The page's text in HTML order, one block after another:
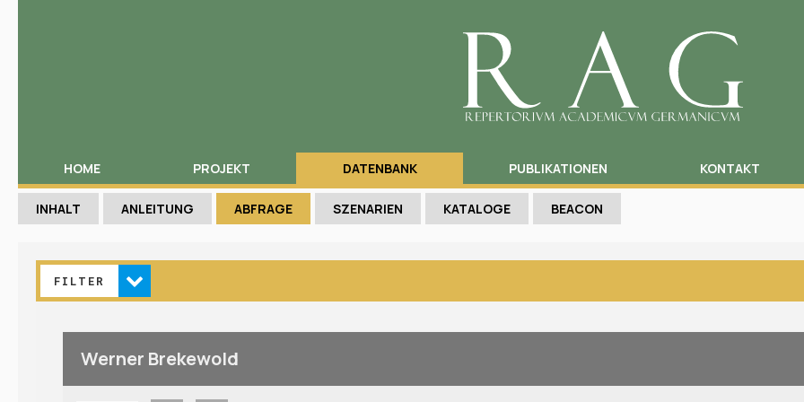
HOME PROJEKT DATENBANK PUBLIKATIONEN KONTAKT
INHALT ANLEITUNG ABFRAGE SZENARIEN KATALOGE BEACON